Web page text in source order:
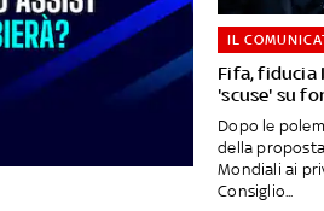
Fifa, fiducia
'scuse' su
IL
Dopo le
della
Mondiali ai
Consiglio...